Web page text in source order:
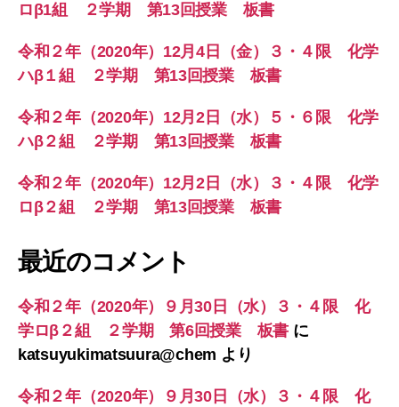
ロβ1組 ２学期 第13回授業 板書
令和２年（2020年）12月4日（金）３・４限 化学
ハβ１組 ２学期 第13回授業 板書
令和２年（2020年）12月2日（水）５・６限 化学
ハβ２組 ２学期 第13回授業 板書
令和２年（2020年）12月2日（水）３・４限 化学
ロβ２組 ２学期 第13回授業 板書
最近のコメント
令和２年（2020年）９月30日（水）３・４限 化
学ロβ２組 ２学期 第6回授業 板書 に
katsuyukimatsuura@chem より
令和２年（2020年）９月30日（水）３・４限 化